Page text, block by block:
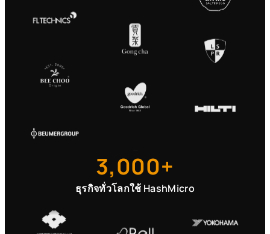
3,000+
ธุรกิจทั่วโลกใช้ HashMicro